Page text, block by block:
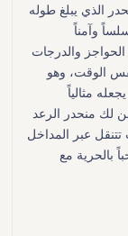
الذي يبلغ طوله
وآمناً
والدرجات
الوقت، وهو
مثالياً
لك منحدر الرعد
تتنقل عبر المداخل
بالحرية مع